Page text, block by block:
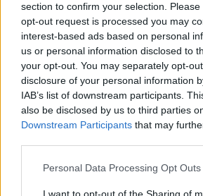
section to confirm your selection.
opt-out request is processed you may
interest-based ads based on personal
us or personal information disclosed to
your opt-out. You may separately opt-
disclosure of your personal information
IAB’s list of downstream participants.
also be disclosed by us to third parties
Downstream Participants that may
Please note that this website/app uses
Personal Data Processing Opt Outs
In quantoprodotto unico ed
disponibile nei negozi fisici o su
commerce. L’unico modo per
è tramite ilsito ufficiale del
completato il modulo di acquisto,
privacy dell’acquirente, si
sconto del 40% e spedizione